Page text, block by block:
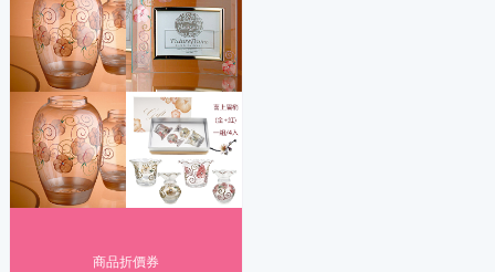
商品折價券